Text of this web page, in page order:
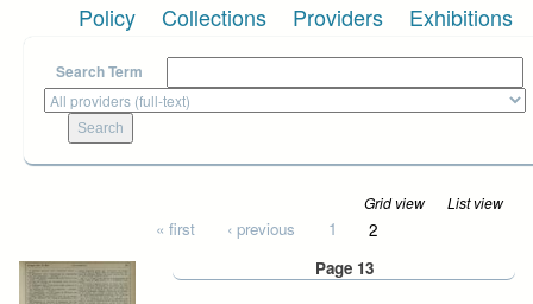
Policy Collections Providers Exhibitions
Search Term
Grid view List view
« first ‹ previous 1
2
Page 13